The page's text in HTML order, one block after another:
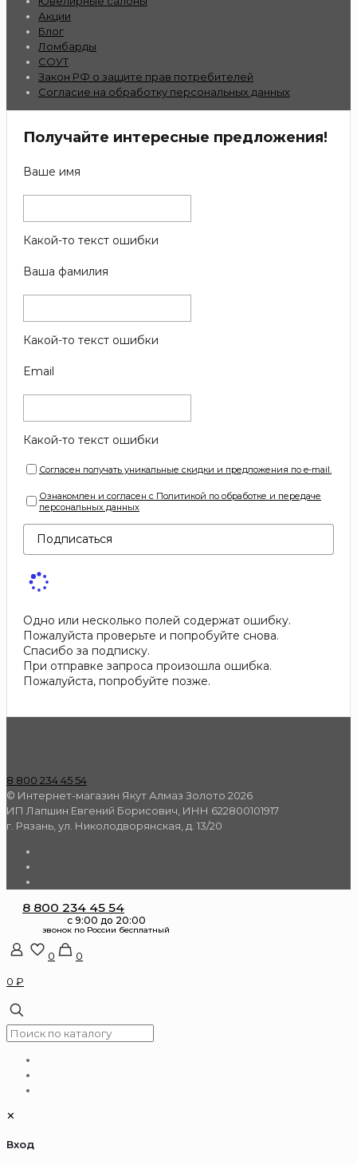
Акции
Блог
Ломбарды
СОУТ
Закон РФ о защите прав потребителей
Согласие на обработку персональных данных
Получайте интересные предложения!
Ваше имя
Какой-то текст ошибки
Ваша фамилия
Какой-то текст ошибки
Email
Какой-то текст ошибки
Согласен получать уникальные скидки и предложения по e-mail.
Ознакомлен и согласен с Политикой по обработке и передаче
персональных данных
Подписаться
Одно или несколько полей содержат ошибку.
Пожалуйста проверьте и попробуйте снова.
Спасибо за подписку.
При отправке запроса произошла ошибка.
Пожалуйста, попробуйте позже.
8 800 234 45 54
© Интернет-магазин Якут Алмаз Золото 2026
ИП Лапшин Евгений Борисович, ИНН 622800101917
г. Рязань, ул. Николодворянская, д. 13/20
8 800 234 45 54
0
0
0 ₽
✕
Вход